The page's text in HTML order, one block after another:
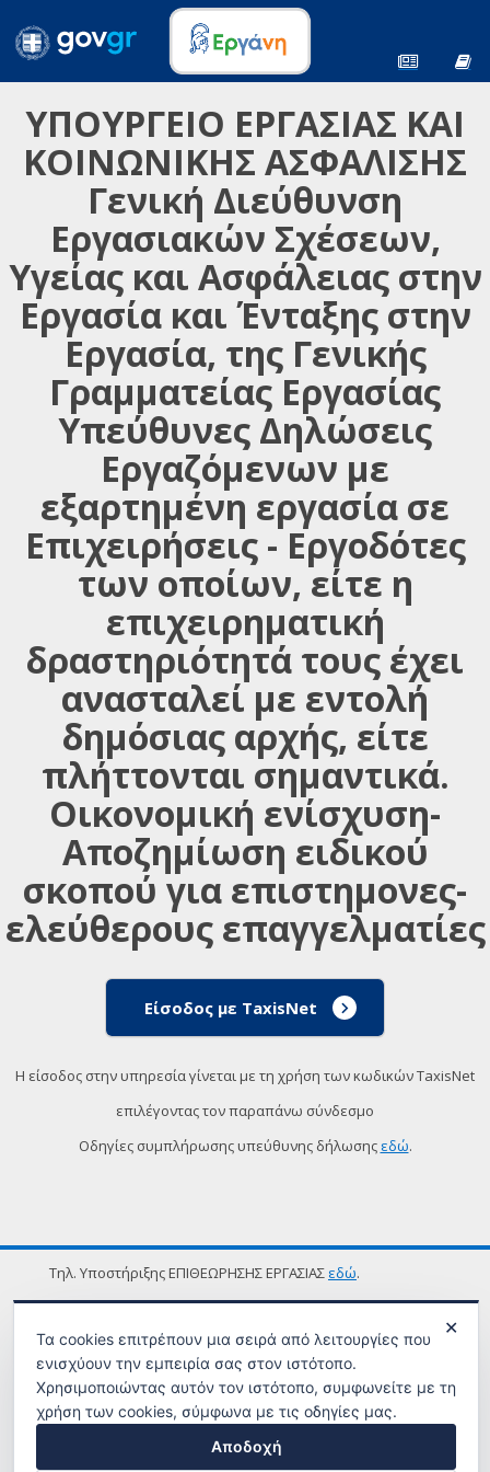
ΥΠΟΥΡΓΕΙΟ ΕΡΓΑΣΙΑΣ ΚΑΙ
ΚΟΙΝΩΝΙΚΗΣ ΑΣΦΑΛΙΣΗΣ
Γενική Διεύθυνση
Εργασιακών Σχέσεων,
Υγείας και Ασφάλειας στην
Εργασία και Ένταξης στην
Εργασία, της Γενικής
Γραμματείας Εργασίας
Υπεύθυνες Δηλώσεις
Εργαζόμενων με
εξαρτημένη εργασία σε
Επιχειρήσεις - Εργοδότες
των οποίων, είτε η
επιχειρηματική
δραστηριότητά τους έχει
ανασταλεί με εντολή
δημόσιας αρχής, είτε
πλήττονται σημαντικά.
Οικονομική ενίσχυση-
Αποζημίωση ειδικού
σκοπού για επιστημονες-
ελεύθερους επαγγελματίες
Είσοδος με TaxisNet
Η είσοδος στην υπηρεσία γίνεται με τη χρήση των κωδικών TaxisNet
επιλέγοντας τον παραπάνω σύνδεσμο
Οδηγίες συμπλήρωσης υπεύθυνης δήλωσης εδώ.
Τηλ. Υποστήριξης ΕΠΙΘΕΩΡΗΣΗΣ ΕΡΓΑΣΙΑΣ εδώ.
ΟΡΟΙ ΧΡΗΣΗΣ
✕
Τα cookies επιτρέπουν μια σειρά από λειτουργίες που
ενισχύουν την εμπειρία σας στον ιστότοπο.
Χρησιμοποιώντας αυτόν τον ιστότοπο, συμφωνείτε με τη
χρήση των cookies, σύμφωνα με τις οδηγίες μας.
Αποδοχή